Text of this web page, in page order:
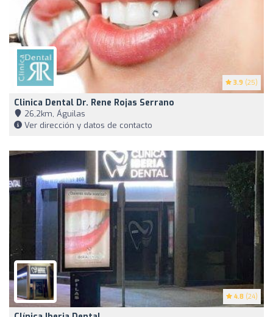
3.9 (25)
Clinica Dental Dr. Rene Rojas Serrano
26,2km, Águilas
Ver dirección y datos de contacto
4.8 (24)